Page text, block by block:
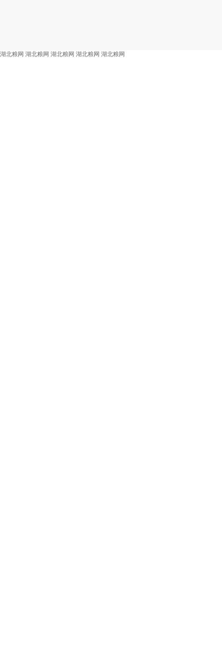
湖北粮网 湖北粮网 湖北粮网 湖北粮网 湖北粮网